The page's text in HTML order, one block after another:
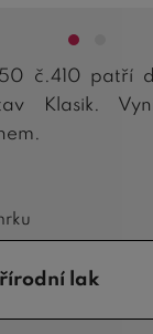
č.410 patří
Klasik.
lak